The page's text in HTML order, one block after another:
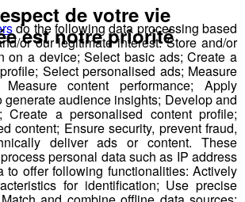
c'est unsaut à l'élastique
do the following data processing based
or our legitimate interest: Store and/or
on a device; Select basic ads; Create a
Select personalised ads; Measure
content performance; Apply
generate audience insights; Develop and
Create a personalised content profile;
content; Ensure security, prevent fraud,
deliver ads or content. These
personal data such as IP address
to offer following functionalities: Actively
for identification; Use precise
de votre vie
est notre priorité